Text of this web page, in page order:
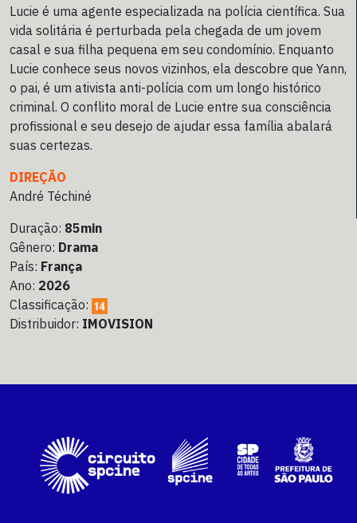
Lucie é uma agente especializada na polícia científica. Sua
vida solitária é perturbada pela chegada de um jovem
casal e sua filha pequena em seu condomínio. Enquanto
Lucie conhece seus novos vizinhos, ela descobre que Yann,
o pai, é um ativista anti-polícia com um longo histórico
criminal. O conflito moral de Lucie entre sua consciência
profissional e seu desejo de ajudar essa família abalará
suas certezas.
DIREÇÃO
André Téchiné
Duração: 85min
Gênero: Drama
País: França
Ano: 2026
Classificação:
Distribuidor: IMOVISION